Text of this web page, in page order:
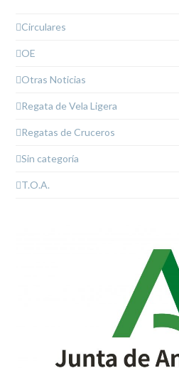
Circulares
OE
Otras Noticias
Regata de Vela Ligera
Regatas de Cruceros
Sin categoría
T.O.A.